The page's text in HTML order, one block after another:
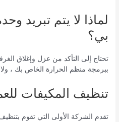
لماذا لا يتم تبريد
بي؟
تحتاج إلى التأكد من عزل وإغلاق
ببرمجة منظم الحرارة الخاص بك ، ولا
تنظيف المكيفات
تقدم الشركة الأولى التي تقوم